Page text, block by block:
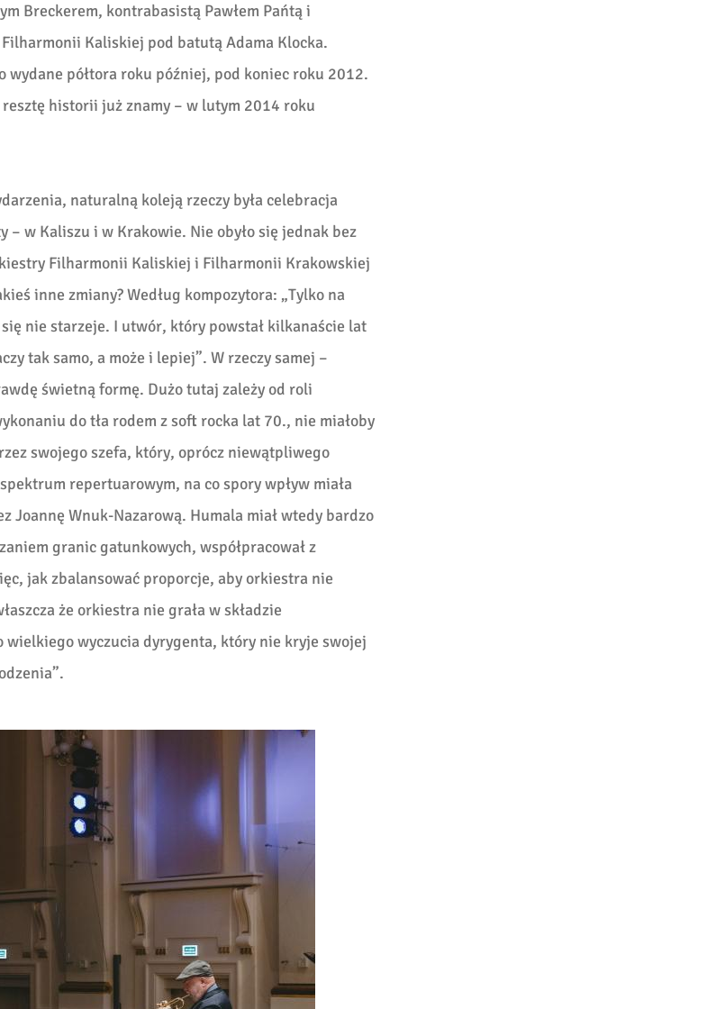
Breckerem, kontrabasistą Pawłem Pańtą i
Kaliskiej pod batutą Adama Klocka.
półtora roku później, pod koniec roku 2012.
historii już znamy – w lutym 2014 roku
naturalną koleją rzeczy była celebracja
w Kaliszu i w Krakowie. Nie obyło się jednak bez
Filharmonii Kaliskiej i Filharmonii Krakowskiej
inne zmiany? Według kompozytora: „Tylko na
nie starzeje. I utwór, który powstał kilkanaście lat
tak samo, a może i lepiej”. W rzeczy samej –
świetną formę. Dużo tutaj zależy od roli
do tła rodem z soft rocka lat 70., nie miałoby
swojego szefa, który, oprócz niewątpliwego
repertuarowym, na co spory wpływ miała
Joannę Wnuk-Nazarową. Humala miał wtedy bardzo
granic gatunkowych, współpracował z
jak zbalansować proporcje, aby orkiestra nie
że orkiestra nie grała w składzie
wielkiego wyczucia dyrygenta, który nie kryje swojej